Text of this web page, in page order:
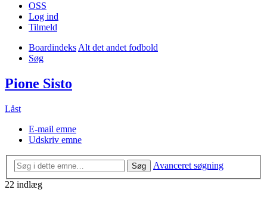
OSS
Log ind
Tilmeld
BoardindeksAlt det andet fodbold
Søg
Pione Sisto
Låst
E-mail emne
Udskriv emne
Søg
Avanceret søgning
22 indlæg